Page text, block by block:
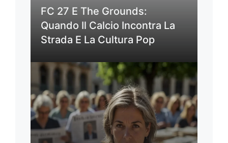
FC 27 E The Grounds:
Quando Il Calcio Incontra La
Strada E La Cultura Pop